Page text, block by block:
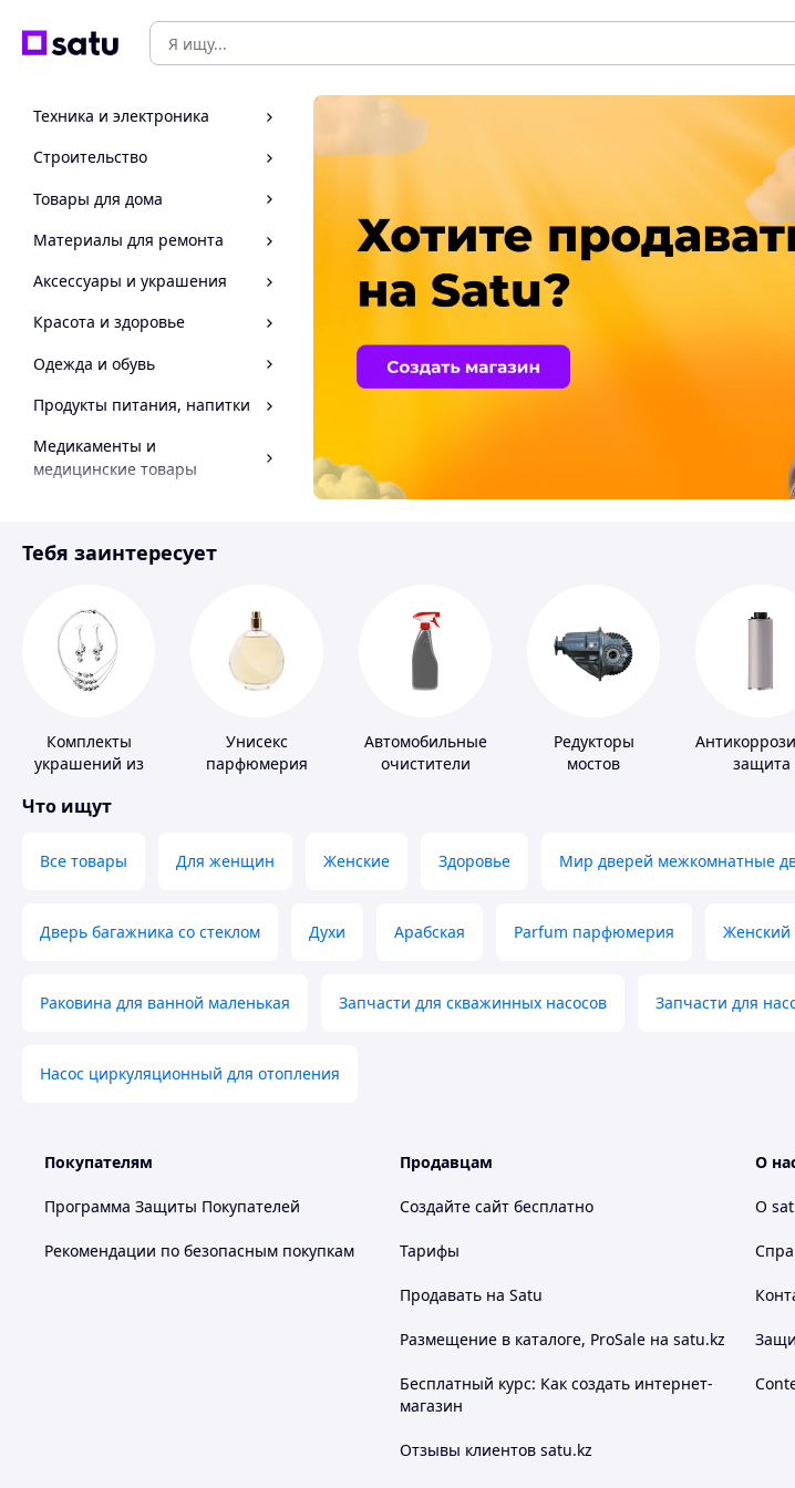
Техника и электроника
Строительство
Товары для дома
Материалы для ремонта
Аксессуары и украшения
Красота и здоровье
Одежда и обувь
Продукты питания, напитки
Медикаменты и
медицинские товары
Инструмент
Тебя заинтересует
Комплекты
украшений из
Унисекс
парфюмерия
Автомобильные
очистители
Редукторы
мостов
защита
Что ищут
Все товары Для женщин Женские Здоровье Мир дверей межкомнатные
Дверь багажника со стеклом Духи Арабская Parfum парфюмерия
Раковина для ванной маленькая Запчасти для скважинных насосов Запчасти для
Насос циркуляционный для отопления
Покупателям
Программа Защиты Покупателей
Рекомендации по безопасным покупкам
Продавцам
Создайте сайт бесплатно
Тарифы
Продавать на Satu
Размещение в каталоге, ProSale на satu.kz
Бесплатный курс: Как создать интернет-
магазин
Отзывы клиентов satu.kz
О
О